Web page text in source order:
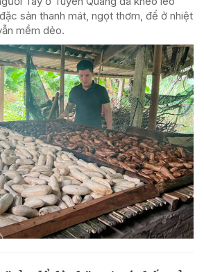
sản thanh mát, ngọt thơm, để ở nhiệt
mềm dẻo.